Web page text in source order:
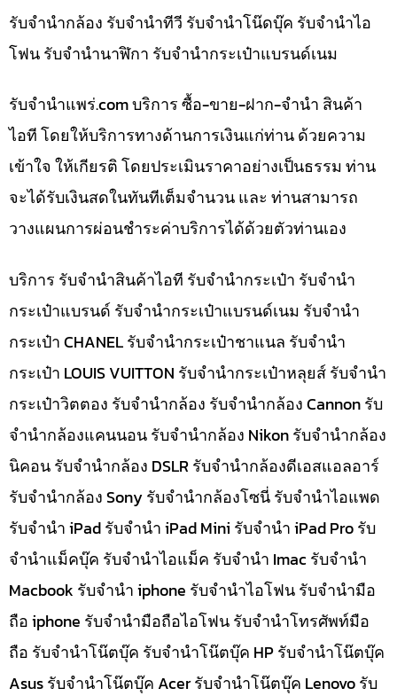
รับจำนำกล้อง รับจำนำทีวี รับจำนำโน๊ดบุ๊ค รับจำนำไอ
โฟน รับจำนำนาฬิกา รับจำนำกระเป๋าแบรนด์เนม
รับจํานําแพร่.com บริการ ซื้อ-ขาย-ฝาก-จำนำ สินค้า
ไอที โดยให้บริการทางด้านการเงินแก่ท่าน ด้วยความ
เข้าใจ ให้เกียรติ โดยประเมินราคาอย่างเป็นธรรม ท่าน
จะได้รับเงินสดในทันทีเต็มจำนวน และ ท่านสามารถ
วางแผนการผ่อนชำระค่าบริการได้ด้วยตัวท่านเอง
บริการ รับจำนำสินค้าไอที รับจำนำกระเป๋า รับจำนำ
กระเป๋าแบรนด์ รับจำนำกระเป๋าแบรนด์เนม รับจำนำ
กระเป๋า CHANEL รับจำนำกระเป๋าชาแนล รับจำนำ
กระเป๋า LOUIS VUITTON รับจำนำกระเป๋าหลุยส์ รับจำนำ
กระเป๋าวิตตอง รับจำนำกล้อง รับจำนำกล้อง Cannon รับ
จำนำกล้องแคนนอน รับจำนำกล้อง Nikon รับจำนำกล้อง
นิคอน รับจำนำกล้อง DSLR รับจำนำกล้องดีเอสแอลอาร์
รับจำนำกล้อง Sony รับจำนำกล้องโซนี่ รับจำนำไอแพด
รับจำนำ iPad รับจำนำ iPad Mini รับจำนำ iPad Pro รับ
จำนำแม็คบุ๊ค รับจำนำไอแม็ค รับจำนำ Imac รับจำนำ
Macbook รับจำนำ iphone รับจำนำไอโฟน รับจำนำมือ
ถือ iphone รับจำนำมือถือไอโฟน รับจำนำโทรศัพท์มือ
ถือ รับจำนำโน๊ตบุ๊ค รับจำนำโน๊ตบุ๊ค HP รับจำนำโน๊ตบุ๊ค
Asus รับจำนำโน๊ตบุ๊ค Acer รับจำนำโน๊ตบุ๊ค Lenovo รับ